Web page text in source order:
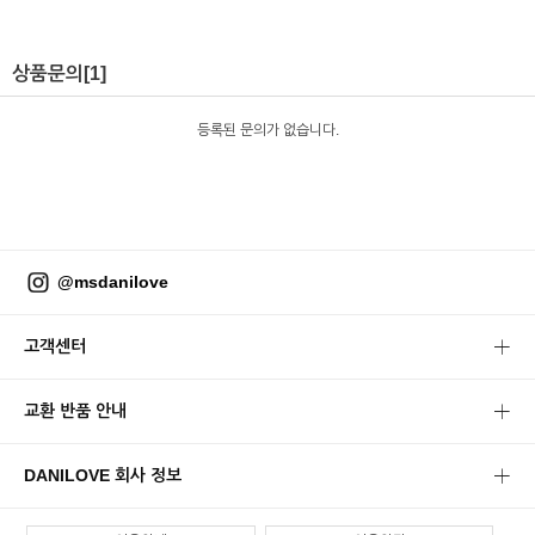
상품문의 [1]
등록된 문의가 없습니다.
@msdanilove
고객센터
교환 반품 안내
DANILOVE 회사 정보